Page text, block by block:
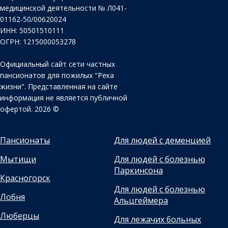
медицинской деятельности № Л041-
01162-50/00620024
ИНН: 50501510111
ОГРН: 1215000053278
Официальный сайт сети частных
пансионатов для пожилых "Река
жизни". Представленная на сайте
информация не является публичной
офертой. 2026 ©
Пансионаты
Мытищи
Красногорск
Лобня
Люберцы
Для людей с деменцией
Для людей с болезнью
Паркинсона
Для людей с болезнью
Альцгеймера
Для лежачих больных